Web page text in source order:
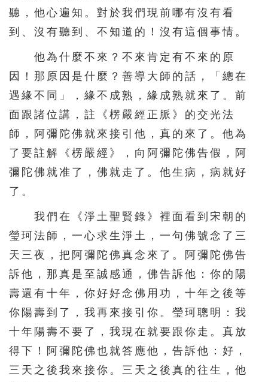
聽，他心遍知。對於我們現前哪有沒有看
到、沒有聽到、不知道的！沒有這個事情。
他為什麼不來？不來肯定有不來的原
因！那原因是什麼？善導大師的話，「總在
遇緣不同」，緣不成熟，緣成熟就來了。前
面跟諸位講，註《楞嚴經正脈》的交光法
師，阿彌陀佛就來接引他，真的來了。他為
了要註解《楞嚴經》，向阿彌陀佛告假，阿
彌陀佛就准了，佛就走了。他生病，病就好
了。
我們在《淨土聖賢錄》裡面看到宋朝的
瑩珂法師，一心求生淨土，一句佛號念了三
天三夜，把阿彌陀佛真念來了。阿彌陀佛告
訴他，那真是至誠感通，佛告訴他：你的陽
壽還有十年，你好好念佛用功，十年之後等
你陽壽到了，我再來接引你。瑩珂聰明：我
十年陽壽不要了，我現在就要跟你走。真放
得下！阿彌陀佛也就答應他，告訴他：好，
三天之後我來接你。三天之後真的往生，他